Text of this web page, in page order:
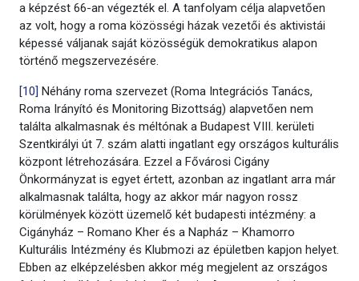
a képzést 66-an végezték el. A tanfolyam célja alapvetően
az volt, hogy a roma közösségi házak vezetői és aktivistái
képessé váljanak saját közösségük demokratikus alapon
történő megszervezésére.
[10]
Néhány roma szervezet (Roma Integrációs Tanács,
Roma Irányító és Monitoring Bizottság) alapvetően nem
találta alkalmasnak és méltónak a Budapest VIII. kerületi
Szentkirályi út 7. szám alatti ingatlant egy országos kulturális
központ létrehozására. Ezzel a Fővárosi Cigány
Önkormányzat is egyet értett, azonban az ingatlant arra már
alkalmasnak találta, hogy az akkor már nagyon rossz
körülmények között üzemelő két budapesti intézmény: a
Cigányház – Romano Kher és a Napház – Khamorro
Kulturális Intézmény és Klubmozi az épületben kapjon helyet.
Ebben az elképzelésben akkor még megjelent az országos